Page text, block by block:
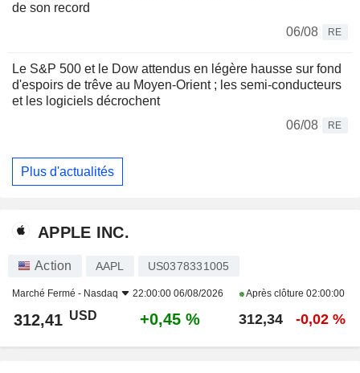
de son record
06/08
RE
Le S&P 500 et le Dow attendus en légère hausse sur fond
d'espoirs de trêve au Moyen-Orient ; les semi-conducteurs
et les logiciels décrochent
06/08
RE
Plus d'actualités
APPLE INC.
Action AAPL US0378331005
Marché Fermé - Nasdaq 22:00:00 06/08/2026 Après clôture 02:00:00
312,41 USD +0,45 % 312,34 -0,02 %